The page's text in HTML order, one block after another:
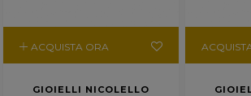
ACQUISTA ORA
GIOIELLI NICOLELLO